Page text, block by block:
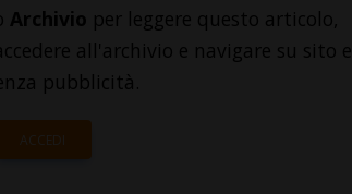
Archivio per leggere questo articolo,
all'archivio e navigare su sito e
pubblicità.
ACCEDI